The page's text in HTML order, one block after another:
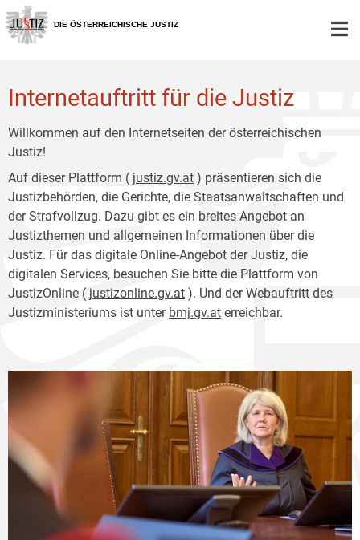
Zur
Hauptnavigation
[1]
Zum
Inhalt
[2]
DIE ÖSTERREICHISCHE JUSTIZ
Internetauftritt für die Justiz
Willkommen auf den Internetseiten der österreichischen
Justiz!
Auf dieser Plattform ( justiz.gv.at ) präsentieren sich die
Justizbehörden, die Gerichte, die Staatsanwaltschaften und
der Strafvollzug. Dazu gibt es ein breites Angebot an
Justizthemen und allgemeinen Informationen über die
Justiz. Für das digitale Online-Angebot der Justiz, die
digitalen Services, besuchen Sie bitte die Plattform von
JustizOnline ( justizonline.gv.at ). Und der Webauftritt des
Justizministeriums ist unter bmj.gv.at erreichbar.